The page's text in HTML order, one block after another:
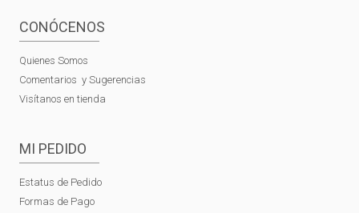
CONÓCENOS
Quienes Somos
Comentarios y Sugerencias
Visítanos en tienda
MI PEDIDO
Estatus de Pedido
Formas de Pago